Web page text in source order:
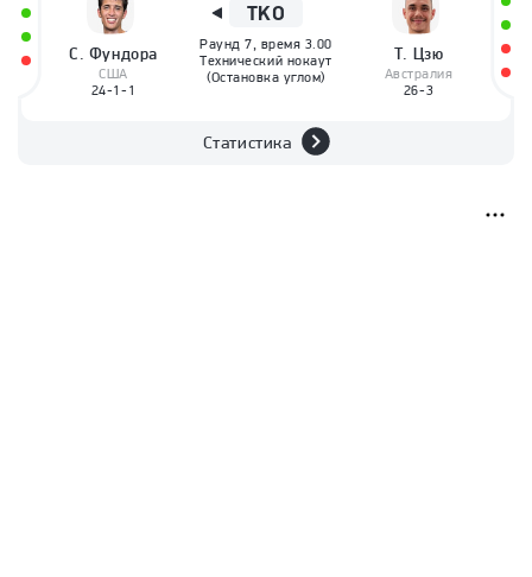
С. Фундора
США
24-1-1
TKO
Раунд7, время 3.00
Технический нокаут
(Остановка углом)
Т. Цзю
Австралия
26-3
Статистика